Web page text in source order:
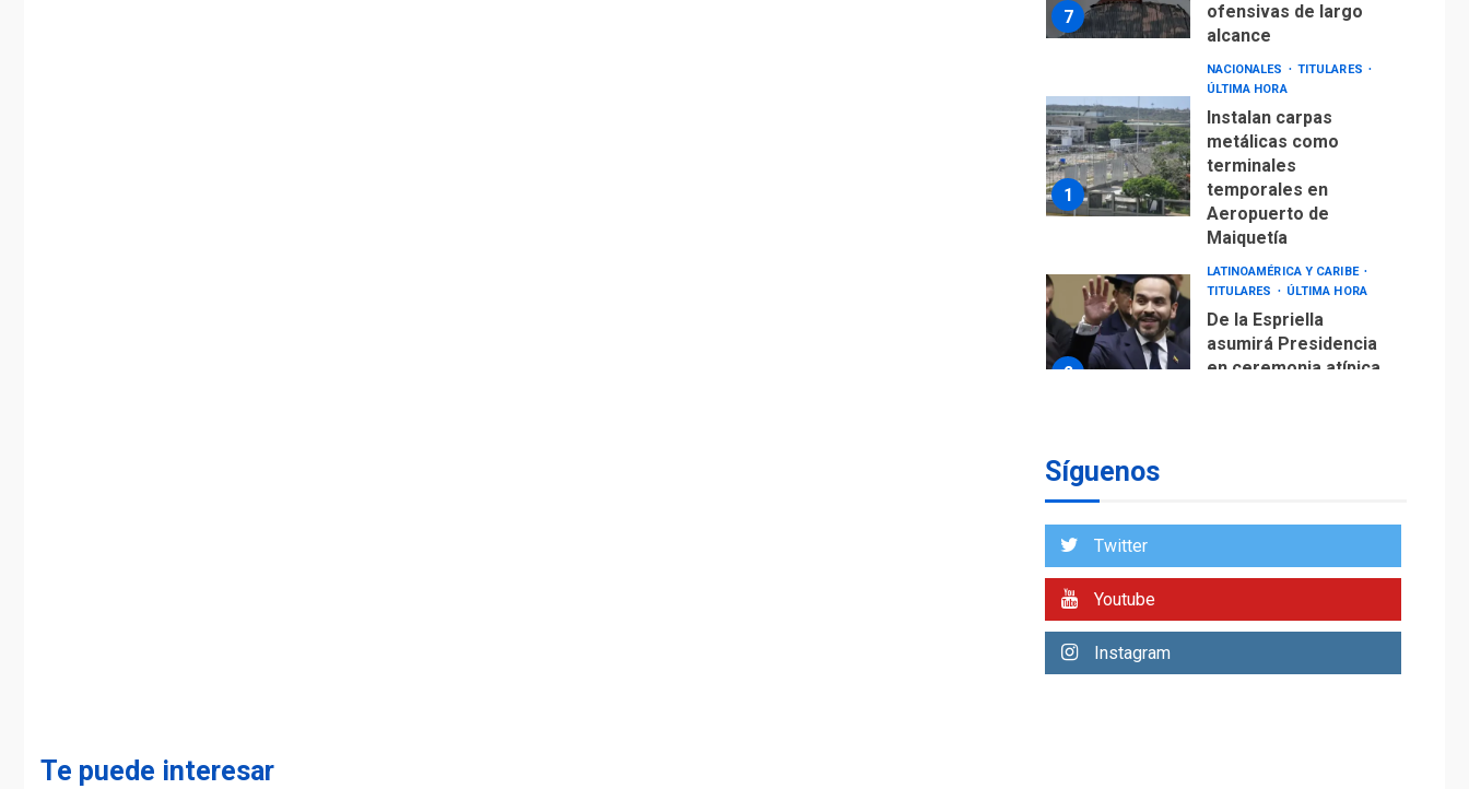
7
ofensivas de largo
alcance
1
NACIONALES
TITULARES
ÚLTIMA HORA
Instalan carpas
metálicas como
terminales
temporales en
Aeropuerto de
Maiquetía
2
LATINOAMÉRICA Y CARIBE
TITULARES
ÚLTIMA HORA
De la Espriella
asumirá Presidencia
en ceremonia atípica
3
de diálogo en
4
POLÍTICA
TITULARES
Gobierno y AN2015 en
diálogo
Síguenos
Twitter
Youtube
Instagram
Te puede interesar